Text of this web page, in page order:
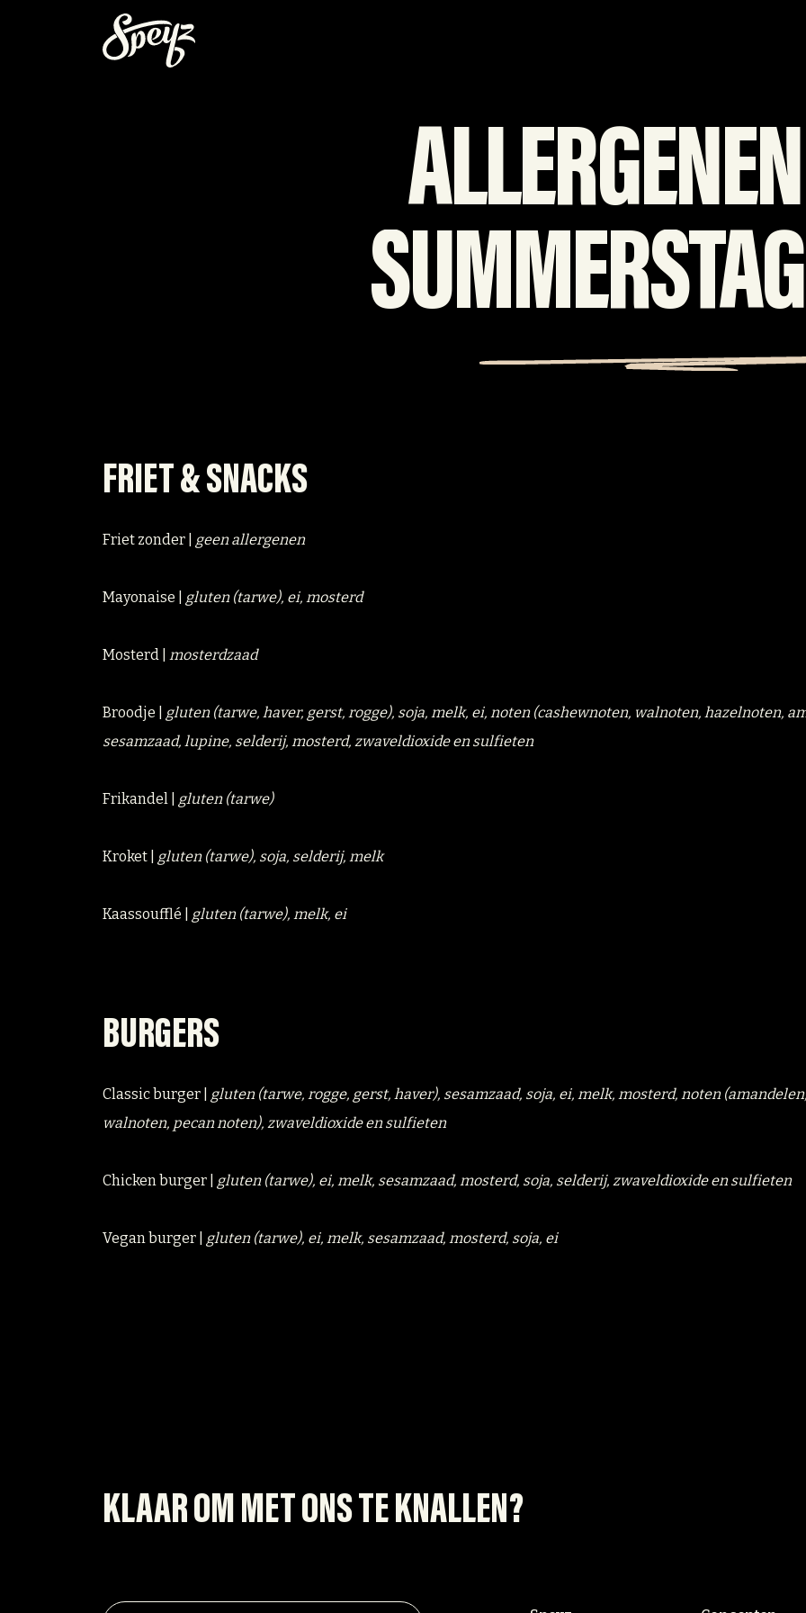
ALLERGENEN
FRIET & SNACKS
Friet zonder | geen allergenen
Mayonaise | gluten (tarwe), ei, mosterd
Mosterd | mosterdzaad
Broodje | gluten (tarwe, haver, gerst, rogge), soja, melk, ei, noten (cashewnoten, walnoten, hazelnoten,
sesamzaad, lupine, selderij, mosterd, zwaveldioxide en sulfieten
Frikandel | gluten (tarwe)
Kroket | gluten (tarwe), soja, selderij, melk
Kaassoufflé | gluten (tarwe), melk, ei
BURGERS
Classic burger | gluten (tarwe, rogge, gerst, haver), sesamzaad, soja, ei, melk, mosterd, noten
walnoten, pecan noten), zwaveldioxide en sulfieten
Chicken burger | gluten (tarwe), ei, melk, sesamzaad, mosterd, soja, selderij, zwaveldioxide en sulfieten
Vegan burger | gluten (tarwe), ei, melk, sesamzaad, mosterd, soja, ei
KLAAR OM MET ONS TE KNALLEN?